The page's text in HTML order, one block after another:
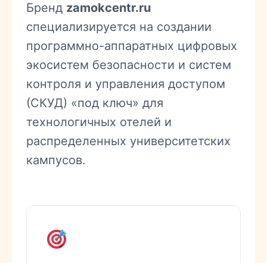
Бренд zamokcentr.ru
специализируется на создании
программно-аппаратных цифровых
экосистем безопасности и систем
контроля и управления доступом
(СКУД) «под ключ» для
технологичных отелей и
распределенных университетских
кампусов.